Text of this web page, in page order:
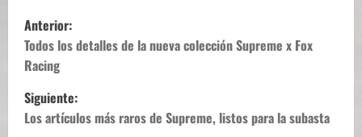
N
a
v
e
Anterior:
Todos los detalles de la nueva colección Supreme x Fox
Racing
Siguiente:
Los artículos más raros de Supreme, listos para la subasta